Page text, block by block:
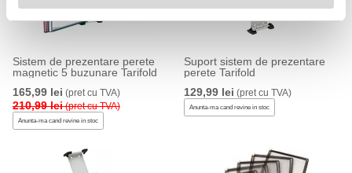
Sistem de prezentare perete
magnetic 5 buzunare Tarifold
165,99 lei (pret cu TVA)
210,99 lei(pret cu TVA)
Anunta-ma cand revine in stoc
Suport sistem de prezentare
perete Tarifold
129,99 lei (pret cu TVA)
Anunta-ma cand revine in stoc